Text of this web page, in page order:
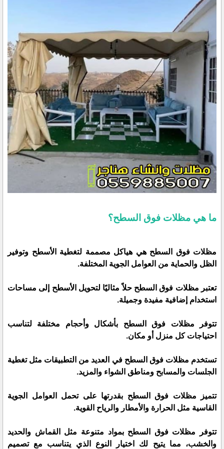
ما هي مظلات فوق السطح؟
مظلات فوق السطح هي هياكل مصممة لتغطية الأسطح وتوفير
الظل والحماية من العوامل الجوية المختلفة.
تعتبر مظلات فوق السطح حلاً مثاليًا لتحويل الأسطح إلى مساحات
استخدام إضافية مفيدة وجميلة.
تتوفر مظلات فوق السطح بأشكال وأحجام مختلفة لتناسب
احتياجات كل منزل أو مكان.
تستخدم مظلات فوق السطح في العديد من التطبيقات مثل تغطية
الجلسات والمسابح ومناطق الشواء والمزيد.
تتميز مظلات فوق السطح بقدرتها على تحمل العوامل الجوية
القاسية مثل الحرارة والأمطار والرياح القوية.
تتوفر مظلات فوق السطح بمواد متنوعة مثل القماش والحديد
والخشب، مما يتيح لك اختيار النوع الذي يتناسب مع تصميم